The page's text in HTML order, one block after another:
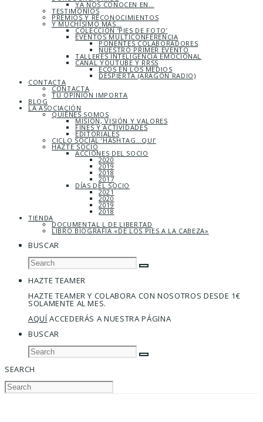
YA NOS CONOCEN EN…
TESTIMONIOS
PREMIOS Y RECONOCIMIENTOS
Y MUCHÍSIMO MÁS…
COLECCIÓN ‘PIES DE FOTO’
EVENTOS MULTICONFERENCIA
PONENTES COLABORADORES
NUESTRO PRIMER EVENTO
TALLERES INTELIGENCIA EMOCIONAL
CANAL YOUTUBE Y RRSS
ECOS EN LOS MEDIOS
DESPIERTA (ARAGÓN RADIO)
CONTACTA
CONTACTA
TU OPINIÓN IMPORTA
BLOG
LA ASOCIACIÓN
QUIÉNES SOMOS
MISIÓN, VISIÓN Y VALORES
FINES Y ACTIVIDADES
EDITORIALES
CICLO SOCIAL ‘HASHTAG…QUI’
HAZTE SOCIO
ACCIONES DEL SOCIO
2020
2019
2018
2017
DÍAS DEL SOCIO
2021
2020
2019
2018
TIENDA
DOCUMENTAL L DE LIBERTAD
LIBRO BIOGRAFÍA «DE LOS PIES A LA CABEZA»
BUSCAR
HAZTE TEAMER
HAZTE TEAMER Y COLABORA CON NOSOTROS DESDE 1€
SOLAMENTE AL MES.
AQUÍACCEDERÁS A NUESTRA PÁGINA
BUSCAR
SEARCH